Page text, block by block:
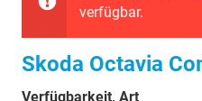
verfügbar.
Skoda Octavia
Verfügbarkeit, Art